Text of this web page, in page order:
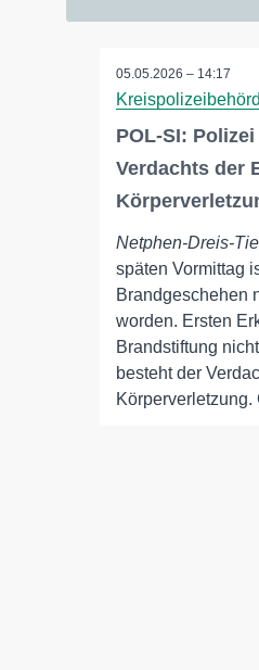
05.05.2026 – 14:17
POL-SI:
Verdachts der
Netphen-Dreis-
späten Vormittag
Brandgeschehen
worden. Ersten
Brandstiftung
besteht der
Körperverletzung.